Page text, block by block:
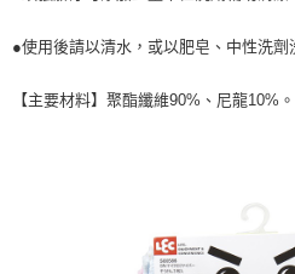
【注意事項】
易，需依本服務之必要範圍內提供個人
權轉讓予恩沛科技股份有限公司。
４．使用「AFTEE先享後付」時，將依
時審查核予不同之上限額度；若仍有額
宅配
●使用後請以清水，或以肥皂、中性洗劑
【主要材料】聚酯纖維90%、尼龍10%。